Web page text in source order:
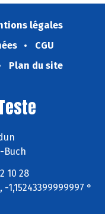
légales
CGU
Plan du site
Buch
10 28
1,15243399999997 °